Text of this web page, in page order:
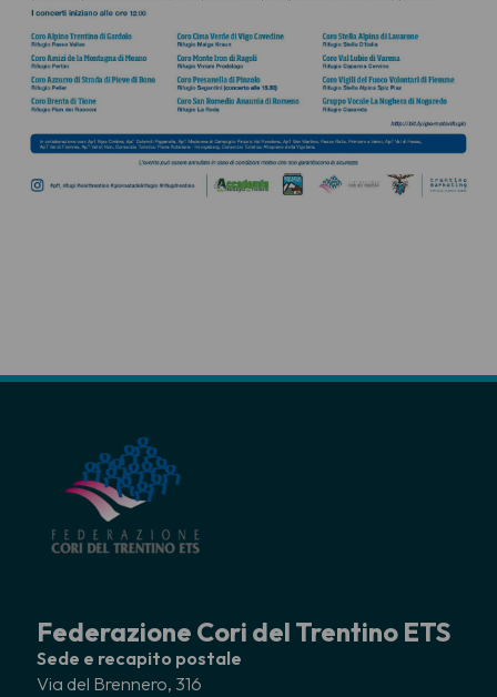
Federazione Cori del Trentino ETS
Sede e recapito postale
Via del Brennero, 316